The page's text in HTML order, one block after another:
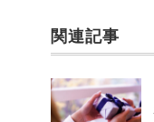
関連記事